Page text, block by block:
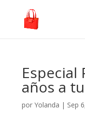
Especial
años a
por Yolanda | Sep